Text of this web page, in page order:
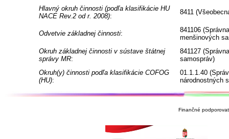
Hlavný okruh činnosti (podľa klasifikácie HU
NACE Rev.2 od r. 2008):
8411
Odvetvie základnej činnosti:
841106
menšinových
Okruh základnej činnosti v sústave štátnej
správy MR:
841127
samospráv)
Okruh(y) činnosti podľa klasifikácie COFOG
(HU):
01.1.1.40
národnostných
Finančné